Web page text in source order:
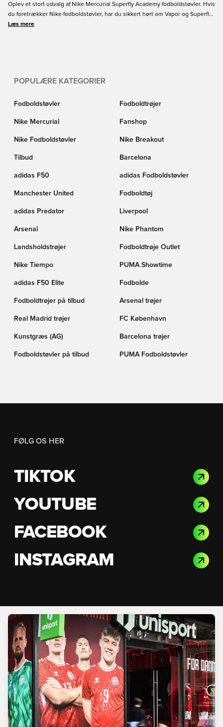
Oplev et stort udvalg af Nike Mercurial Superfly Academy fodboldstøvler. Hvis
du foretrækker Nike fodboldstøvler, har du sikkert hørt om Vapor og Superfly,
og vi har dedikeret denne side til vores Superfly Academy fodboldstøvler. Du
Læs mere
POPULÆRE KATEGORIER
Fodboldstøvler Fodboldtrøjer
Nike Mercurial Fanshop
Nike Fodboldstøvler Nike Breakout
Tilbud Barcelona
adidas F50 adidas Fodboldstøvler
Manchester United Fodboldtøj
adidas Predator Liverpool
Arsenal Nike Phantom
Landsholdstrøjer Fodboldtrøje Outlet
Nike Tiempo PUMA Showtime
adidas F50 Elite Fodbolde
Fodboldtrøjer på tilbud Arsenal trøjer
Real Madrid trøjer FC København
Kunstgræs (AG) Barcelona trøjer
Fodboldstøvler på tilbud PUMA Fodboldstøvler
FØLG OS HER
TIKTOK
YOUTUBE
FACEBOOK
INSTAGRAM